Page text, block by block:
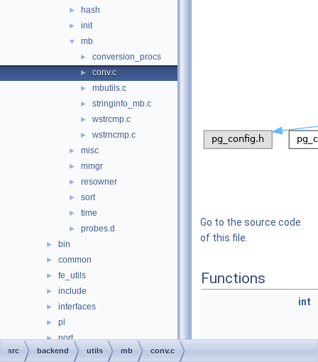
► hash
► init
▼ mb
► conversion_procs
► conv.c
► mbutils.c
► stringinfo_mb.c
► wstrcmp.c
► wstrncmp.c
► misc
► mmgr
► resowner
► sort
► time
► probes.d
► bin
► common
► fe_utils
► include
► interfaces
► pl
► port
► test
Go to the source code
of this file.
Functions
int
src backend utils mb conv.c